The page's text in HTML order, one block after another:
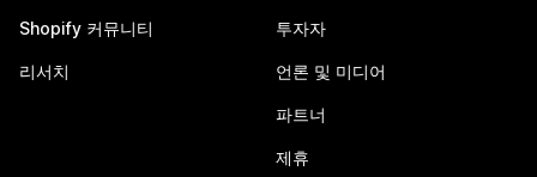
Shopify 커뮤니티
리서치
투자자
언론 및 미디어
파트너
제휴